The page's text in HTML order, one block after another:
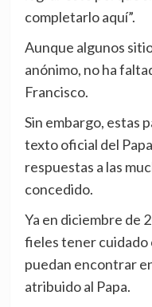
completarlo aquí”.
Aunque algunos
anónimo, no ha
Francisco.
Sin embargo, estas
texto oficial del
respuestas a las
concedido.
Ya en diciembre de
fieles tener cuidado
puedan encontrar
atribuido al Papa.